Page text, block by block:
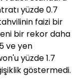
yüzde 0.7
faizi bir
bir rekor daha
ve yen
yüzde 1.7
göstermedi.